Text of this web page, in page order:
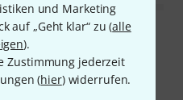
und Marketing
auf „Geht klar“ zu (alle
).
Zustimmung jederzeit
(hier) widerrufen.
lesen